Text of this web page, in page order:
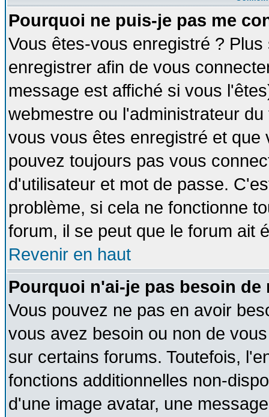
Pourquoi ne puis-je pas me
Vous êtes-vous enregistré ?
enregistrer afin de vous
message est affiché si vous
webmestre ou l'administrateur
vous vous êtes enregistré et
pouvez toujours pas vous
d'utilisateur et mot de passe.
problème, si cela ne fonctionne
forum, il se peut que le forum ait
Revenir en haut
Pourquoi n'ai-je pas besoin de
Vous pouvez ne pas en avoir
vous avez besoin ou non de
sur certains forums. Toutefois,
fonctions additionnelles non-
d'une image avatar, une